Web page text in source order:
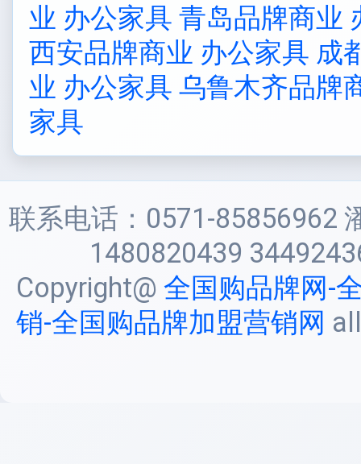
业 办公家具 青岛品牌商业
西安品牌商业 办公家具 成
业 办公家具 乌鲁木齐品牌
家具
联系电话：0571-85856962
1480820439
Copyright@ 全国购品牌网-
销-全国购品牌加盟营销网